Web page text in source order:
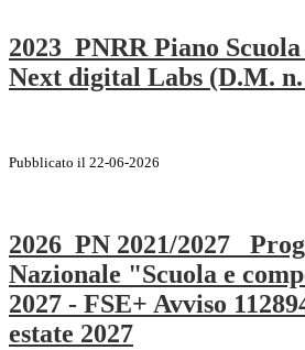
2023_PNRR Piano
Next digital Labs (D.M. n.
Pubblicato il 22-06-2026
2026_PN 2021/2027_
Nazionale "Scuola e
2027 - FSE+ Avviso
estate 2027